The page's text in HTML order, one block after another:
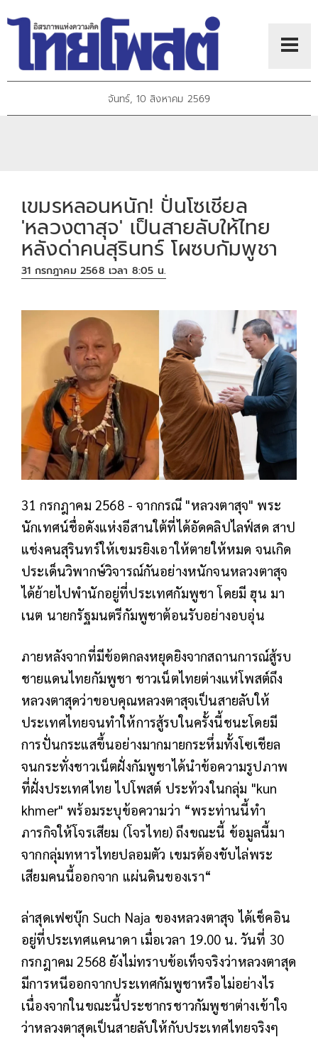
จันทร์, 10 สิงหาคม 2569
เขมรหลอนหนัก! ปั่นโซเชียล
'หลวงตาสุจ' เป็นสายลับให้ไทย
หลังด่าคนสุรินทร์ โผซบกัมพูชา
31 กรกฎาคม 2568 เวลา 8:05 น.
31 กรกฎาคม 2568 - จากกรณี "หลวงตาสุจ" พระ
นักเทศน์ชื่อดังแห่งอีสานใต้ที่ได้อัดคลิปไลฟ์สด สาป
แช่งคนสุรินทร์ให้เขมรยิงเอาให้ตายให้หมด จนเกิด
ประเด็นวิพากษ์วิจารณ์กันอย่างหนักจนหลวงตาสุจ
ได้ย้ายไปพำนักอยู่ที่ประเทศกัมพูชา โดยมี ฮุน มา
เนต นายกรัฐมนตรีกัมพูชาต้อนรับอย่างอบอุ่น
ภายหลังจากที่มีข้อตกลงหยุดยิงจากสถานการณ์สู้รบ
ชายแดนไทยกัมพูชา ชาวเน็ตไทยต่างแห่โพสต์ถึง
หลวงตาสุดว่าขอบคุณหลวงตาสุจเป็นสายลับให้
ประเทศไทยจนทำให้การสู้รบในครั้งนี้ชนะโดยมี
การปั่นกระแสขึ้นอย่างมากมายกระหึ่มทั้งโซเชียล
จนกระทั่งชาวเน็ตฝั่งกัมพูชาได้นำข้อความรูปภาพ
ที่ฝั่งประเทศไทย ไปโพสต์ ประท้วงในกลุ่ม "kun
khmer" พร้อมระบุข้อความว่า “พระท่านนี้ทำ
ภารกิจให้โจรเสียม (โจรไทย) ถึงขณะนี้ ข้อมูลนี้มา
จากกลุ่มทหารไทยปลอมตัว เขมรต้องขับไล่พระ
เสียมคนนี้ออกจาก แผ่นดินของเรา“
ล่าสุดเฟซบุ๊ก Such Naja ของหลวงตาสุจ ได้เช็คอิน
อยู่ที่ประเทศแคนาดา เมื่อเวลา 19.00 น. วันที่ 30
กรกฎาคม 2568 ยังไม่ทราบข้อเท็จจริงว่าหลวงตาสุด
มีการหนีออกจากประเทศกัมพูชาหรือไม่อย่างไร
เนื่องจากในขณะนี้ประชากรชาวกัมพูชาต่างเข้าใจ
ว่าหลวงตาสุดเป็นสายลับให้กับประเทศไทยจริงๆ